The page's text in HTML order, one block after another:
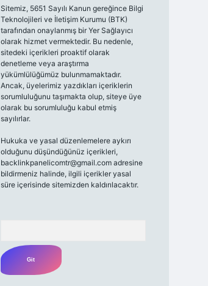
Sitemiz, 5651 Sayılı Kanun gereğince Bilgi
Teknolojileri ve İletişim Kurumu (BTK)
tarafından onaylanmış bir Yer Sağlayıcı
olarak hizmet vermektedir. Bu nedenle,
sitedeki içerikleri proaktif olarak
denetleme veya araştırma
yükümlülüğümüz bulunmamaktadır.
Ancak, üyelerimiz yazdıkları içeriklerin
sorumluluğunu taşımakta olup, siteye üye
olarak bu sorumluluğu kabul etmiş
sayılırlar.
Hukuka ve yasal düzenlemelere aykırı
olduğunu düşündüğünüz içerikleri,
backlinkpanelicomtr@gmail.comadresine
bildirmeniz halinde, ilgili içerikler yasal
süre içerisinde sitemizden kaldırılacaktır.